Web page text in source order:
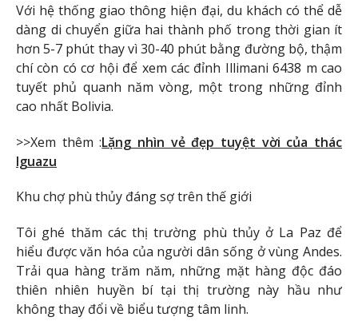
Với hệ thống giao thông hiện đại, du khách có thể dễ
dàng di chuyển giữa hai thành phố trong thời gian ít
hơn 5-7 phút thay vì 30-40 phút bằng đường bộ, thậm
chí còn có cơ hội để xem các đỉnh Illimani 6438 m cao
tuyết phủ quanh năm vòng, một trong những đỉnh
cao nhất Bolivia.
>>Xem thêm :Lặng nhìn vẻ đẹp tuyệt vời của thác
Iguazu
Khu chợ phù thủy đáng sợ trên thế giới
Tôi ghé thăm các thị trường phù thủy ở La Paz để
hiểu được văn hóa của người dân sống ở vùng Andes.
Trải qua hàng trăm năm, những mặt hàng độc đáo
thiên nhiên huyền bí tại thị trường này hầu như
không thay đổi về biểu tượng tâm linh.